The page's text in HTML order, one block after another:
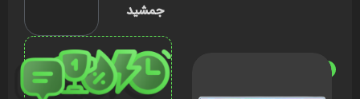
ناموجود
جمشید